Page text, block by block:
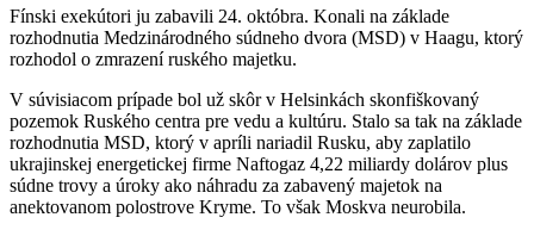
Fínski exekútori ju zabavili 24. októbra. Konali na základe
rozhodnutia Medzinárodného súdneho dvora (MSD) v Haagu, ktorý
rozhodol o zmrazení ruského majetku.
V súvisiacom prípade bol už skôr v Helsinkách skonfiškovaný
pozemok Ruského centra pre vedu a kultúru. Stalo sa tak na základe
rozhodnutia MSD, ktorý v apríli nariadil Rusku, aby zaplatilo
ukrajinskej energetickej firme Naftogaz 4,22 miliardy dolárov plus
súdne trovy a úroky ako náhradu za zabavený majetok na
anektovanom polostrove Kryme. To však Moskva neurobila.